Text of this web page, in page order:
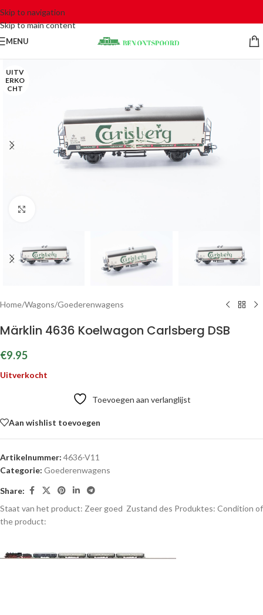
Skip to navigation
Skip to main content
MENU
UITV
ERKO
CHT
Home/Wagons/Goederenwagens
Märklin 4636 Koelwagon Carlsberg DSB
€9.95
Uitverkocht
Toevoegen aan verlanglijst
Aan wishlist toevoegen
Artikelnummer: 4636-V11
Categorie: Goederenwagens
Share:
Staat van het product: Zeer goed Zustand des Produktes: Condition of
the product: